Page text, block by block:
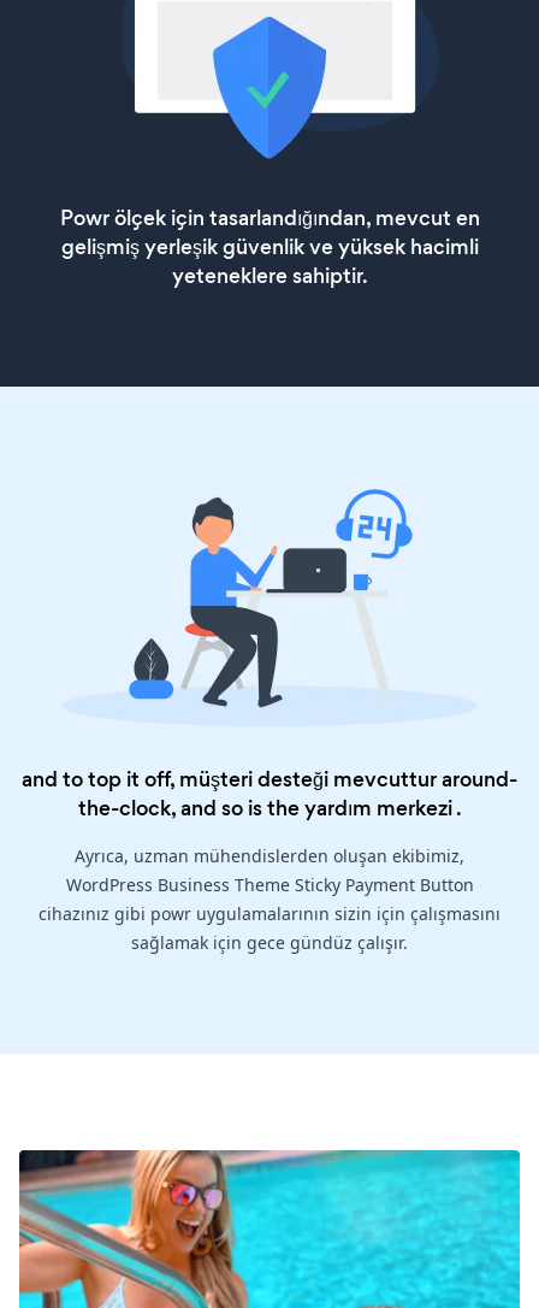
Powr ölçek için tasarlandığından, mevcut en
gelişmiş yerleşik güvenlik ve yüksek hacimli
yeteneklere sahiptir.
and to top it off, müşteri desteği mevcuttur around-
the-clock, and so is theyardım merkezi.
Ayrıca, uzman mühendislerden oluşan ekibimiz,
WordPress Business Theme Sticky Payment Button
cihazınız gibi powr uygulamalarının sizin için çalışmasını
sağlamak için gece gündüz çalışır.